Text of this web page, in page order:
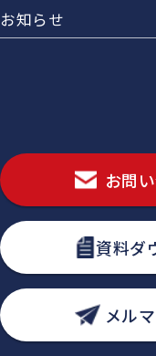
お知らせ
お問
資料ダ
メル